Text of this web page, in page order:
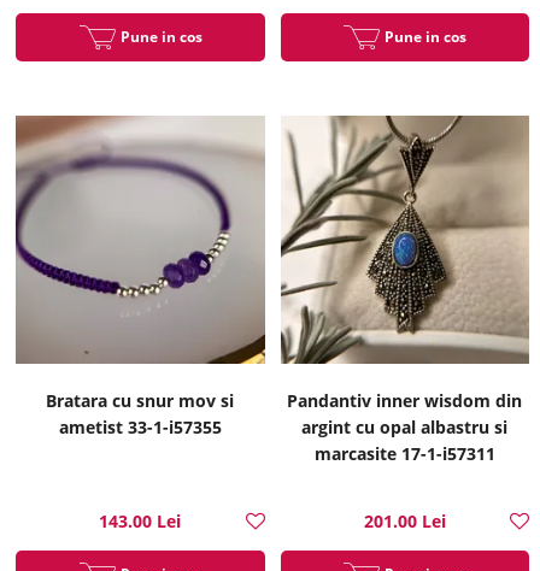
Pune in cos Pune in cos
Bratara cu snur mov si
ametist 33-1-i57355
143.00 Lei
Pandantiv inner wisdom din
argint cu opal albastru si
marcasite 17-1-i57311
201.00 Lei